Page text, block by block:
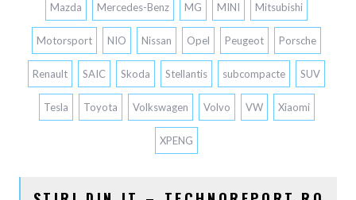
Mazda Mercedes-Benz MG MINI Mitsubishi
Motorsport NIO Nissan Opel Peugeot Porsche
Renault SAIC Skoda Stellantis subcompacte SUV
Tesla Toyota Volkswagen Volvo VW Xiaomi
XPENG